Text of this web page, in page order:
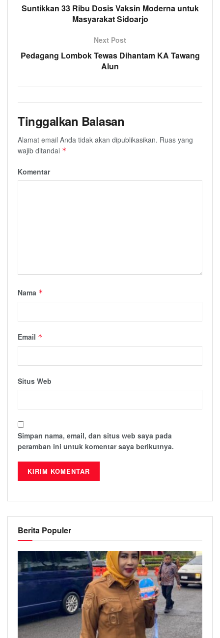
Suntikkan 33 Ribu Dosis Vaksin Moderna untuk
Masyarakat Sidoarjo
Next Post
Pedagang Lombok Tewas Dihantam KA Tawang
Alun
Tinggalkan Balasan
Alamat email Anda tidak akan dipublikasikan. Ruas yang
wajib ditandai *
Komentar
Nama *
Email *
Situs Web
Simpan nama, email, dan situs web saya pada
peramban ini untuk komentar saya berikutnya.
Berita Populer